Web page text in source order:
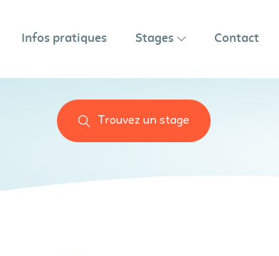
Trouvez un stage
Infos pratiques Stages Contact